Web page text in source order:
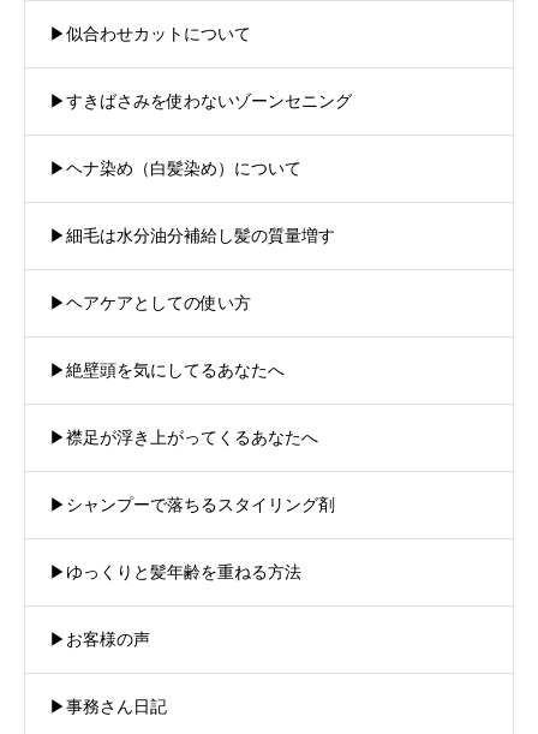
▶︎似合わせカットについて
▶︎すきばさみを使わないゾーンセニング
▶︎ヘナ染め（白髪染め）について
▶︎細毛は水分油分補給し髪の質量増す
▶︎ヘアケアとしての使い方
▶︎絶壁頭を気にしてるあなたへ
▶︎襟足が浮き上がってくるあなたへ
▶︎シャンプーで落ちるスタイリング剤
▶︎ゆっくりと髪年齢を重ねる方法
▶︎お客様の声
▶︎事務さん日記